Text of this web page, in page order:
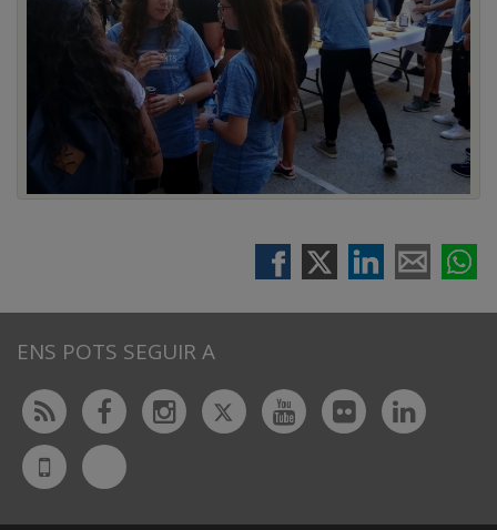
ENS POTS SEGUIR A
Rss FacebookInstagram
TwitterYoutubeFlickr
UdL
App
Bluesky